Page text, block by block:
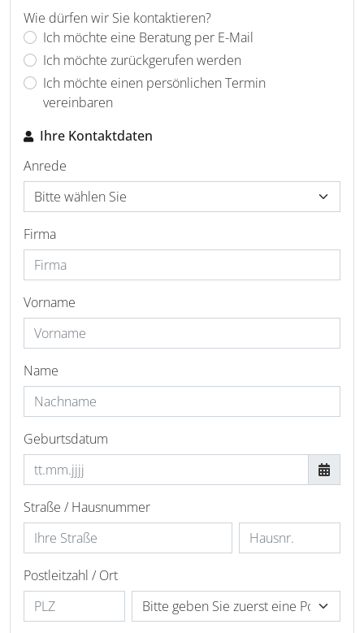
Wie dürfen wir Sie kontaktieren?
Ich möchte eine Beratung per E-Mail
Ich möchte zurückgerufen werden
Ich möchte einen persönlichen Termin
vereinbaren
Ihre Kontaktdaten
Anrede
Firma
Vorname
Name
Geburtsdatum
Straße / Hausnummer
Postleitzahl / Ort